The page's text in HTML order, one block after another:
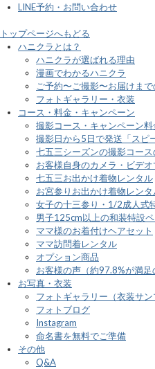
LINE予約・お問い合わせ
トップページへもどる
ハニクラとは？
ハニクラが選ばれる理由
漫画でわかるハニクラ
ご予約〜ご撮影〜お届けま
フォトギャラリー・衣装
コース・料金・キャンペーン
撮影コース・キャンペーン料
撮影日から5日で発送「スピ
七五三シーズンの撮影コー
お客様自身のカメラ・ビデオ
七五三お出かけ着物レンタル
お宮参りお出かけ着物レンタ
女子の十三参り・1/2成人式
男子125cm以上の和装特設
ママ様のお着付けヘアセット
ママ訪問着レンタル
オプション商品
お客様の声（約97.8%が満足
お写真・衣装
フォトギャラリー（衣装サン
フォトブログ
Instagram
命名書を無料でご準備
その他
Q&A